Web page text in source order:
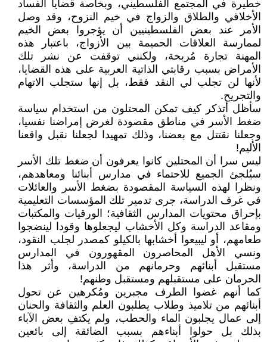
خطيرة في المجتمع الفلسطيني، وبخاصة قضايا الفساد
الأخلاقي والطلاق والزواج في خيم النزوح، وقد وصل
الأمر عند بعض الفلسطينيين أن يؤجروا بعض الخيم
لممارسة العلاقات الحميمة بين الأزواج، باعتبار هذه
المهنة تجارة مُربحة، ولكنني توقفت عن نشر تلك
الأمراض بسبب رقابتي الذاتية العربية على هذه القضايا،
لأنها لن تجلب لي النقد فقط، بل إنها ستجلب الاتهام
والتجريح.
سأظل أتذكر كيف تمكن المحتلون من استخدام سياسة
ضغط الأسر في مناطق مقصودة لغرض إمراضنا نفسيا،
وجعلنا نقتتل مع بعضنا، وذلك تمهيدا لجعلنا نقبل واقعنا
الأليم!
ليس سرا أن المحتلين كانوا يعرفون أن ضغط تلك الأسر
سيُلجئ الجميع للاحتماء في مدارس أبنائنا ومعاهدهم،
ونظرا لهذه السياسة المقصودة بضغط الأسر والعائلات
في غرف الدراسة، جرى تدمير تلك المؤسسات التعليمية
بإحراق محتويات المدارس الثقافية؛ الورقيات والمكتبات
ومقاعد الدراسة وكل الأخشاب ليجعلوها وقودا لينضجوا
طعامهم، أو ليبيعوا أخشابها بالكيلو كمصدر لجلب النقود،
ونسي الأهل المحاصرون المقهورون في المدارس
مستقبل أبنائهم وحرمانهم من الدراسة، وأثر هذا
الحرمان على مستقبلهم ومستقبل وطنهم!
كما أنهم غضوا الطرف مجبرين ومُكرهين عن تحول
أبنائهم من تلاميذ وطلاب يطلبون العلم والثقافة والحنان
إلى عمال يجلبون الماء والحطب، ولم يكتفِ بعض الآباء
بذلك بل حولوا أبناءهم بسبب الضائقة إلى بائعين